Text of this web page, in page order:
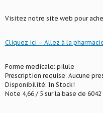
Visitez notre site web pour
Cliquez ici – Allez à la
Forme medicale: pilule
Prescription requise: Aucune
Disponibilité: In Stock!
Note 4,66 / 5 sur la base de